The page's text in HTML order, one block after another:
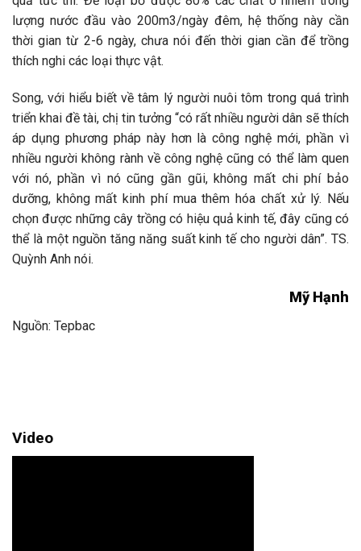
lượng nước đầu vào 200m3/ngày đêm, hệ thống này cần
thời gian từ 2-6 ngày, chưa nói đến thời gian cần để trồng
thích nghi các loại thực vật.
Song, với hiểu biết về tâm lý người nuôi tôm trong quá trình
triển khai đề tài, chị tin tưởng “có rất nhiều người dân sẽ thích
áp dụng phương pháp này hơn là công nghệ mới, phần vì
nhiều người không rành về công nghệ cũng có thể làm quen
với nó, phần vì nó cũng gần gũi, không mất chi phí bảo
dưỡng, không mất kinh phí mua thêm hóa chất xử lý. Nếu
chọn được những cây trồng có hiệu quả kinh tế, đây cũng có
thể là một nguồn tăng năng suất kinh tế cho người dân”. TS.
Quỳnh Anh nói.
Mỹ Hạnh
Nguồn: Tepbac
Video